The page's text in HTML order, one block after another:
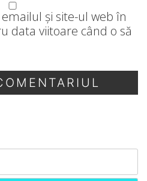
și site-ul web în
data viitoare când o să